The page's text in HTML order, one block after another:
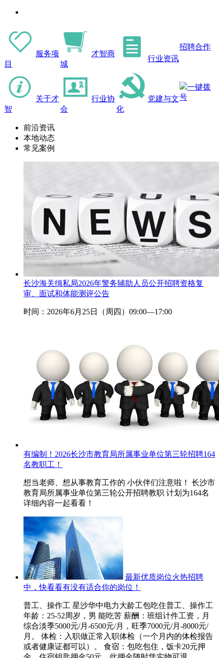
服务项
目
才智商
城
行业资讯
招聘合作
关于才
智
行业协
会
党建与文
化
一键拨
号
前沿资讯
本地动态
常见案例
长沙海关缉私局2026年警务辅助人员公开招聘资格复
审、面试和体能测评公告
时间：2026年6月25日（周四）09:00—17:00
有编制！2026长沙市教育局所属事业单位第三轮招聘164
名教职工！
想当老师、想从事教育工作的 小伙伴们注意啦！ 长沙市
教育局所属事业单位第三轮公开招聘教职 计划为164名
详细内容一起看看！
最新优质岗位火热招聘
中，快看看有没有适合你的岗位！
普工、操作工 星沙华中电力大龄工包吃住普工、操作工
年龄：25-52周岁，男 能吃苦 薪酬：班组计件工资，月
综合淡季5000元/月-6500元/月，旺季7000元/月-8000元/
月。 体检：入职做正常入职体检（一个月内的体检报告
或者健康证都可以）。 食宿：包吃包住，饭卡20元押